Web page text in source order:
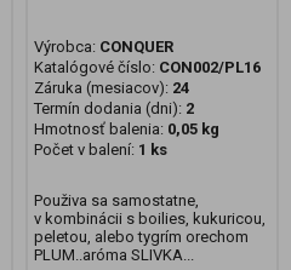
Výrobca: CONQUER
Katalógové číslo: CON002/PL16
Záruka (mesiacov): 24
Termín dodania (dni): 2
Hmotnosť balenia: 0,05 kg
Počet v balení: 1 ks
Použiva sa samostatne,
v kombinácii s boilies, kukuricou,
peletou, alebo tygrím orechom
PLUM..aróma SLIVKA...